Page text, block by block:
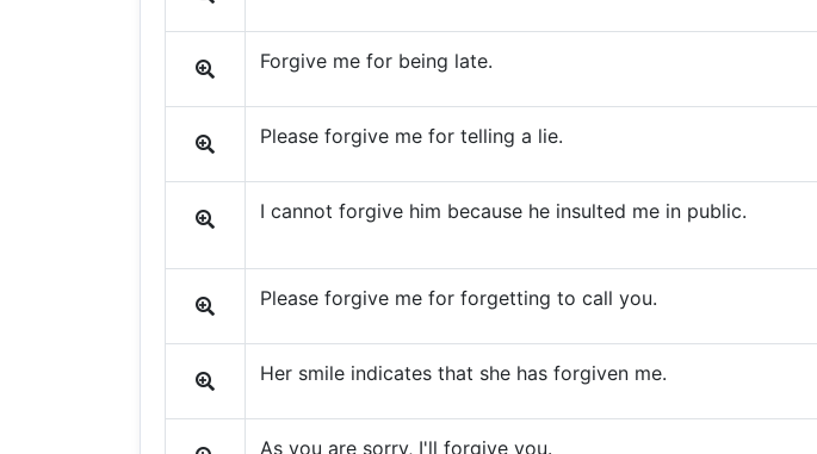
Forgive me for being late.
Please forgive me for telling a lie.
I cannot forgive him because he insulted me in public.
Please forgive me for forgetting to call you.
Her smile indicates that she has forgiven me.
As you are sorry, I'll forgive you.